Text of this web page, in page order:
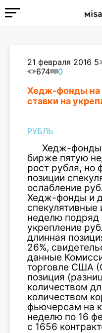
21 февраля 2016
674
0
Хедж-фонды на
ставки на
РУБЛЬ
Хедж-фонды
бирже пятую
рост рубля, но
позиции
ослабление
Хедж-фонды и
неделю подряд
укрепление
длинная
26%,
данные
торговле США
позиция
количеством
количеством
фьючерсам на
неделю по 16
с 1656